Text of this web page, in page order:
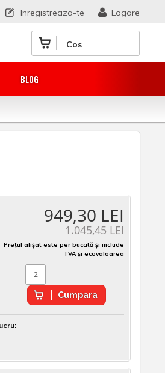
Cos
BLOG
Logare
Inregistreaza-te
949,30 LEI
1.045,45 LEI
Prețul afișat este per bucată și include
TVA și ecovaloarea
Cumpara